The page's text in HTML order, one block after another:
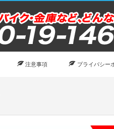
注意事項 プライバシー